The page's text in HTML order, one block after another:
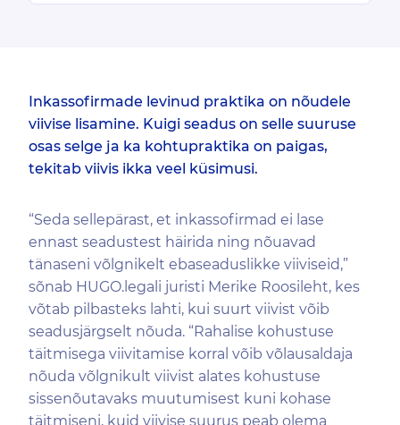
Inkassofirmade levinud praktika on nõudele
viivise lisamine. Kuigi seadus on selle suuruse
osas selge ja ka kohtupraktika on paigas,
tekitab viivis ikka veel küsimusi.
“Seda sellepärast, et inkassofirmad ei lase
ennast seadustest häirida ning nõuavad
tänaseni võlgnikelt ebaseaduslikke viiviseid,”
sõnab HUGO.legali juristi Merike Roosileht, kes
võtab pilbasteks lahti, kui suurt viivist võib
seadusjärgselt nõuda. “Rahalise kohustuse
täitmisega viivitamise korral võib võlausaldaja
nõuda võlgnikult viivist alates kohustuse
sissenõutavaks muutumisest kuni kohase
täitmiseni, kuid viivise suurus peab olema